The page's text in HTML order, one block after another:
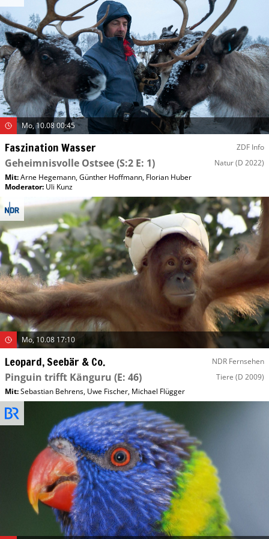
Mo, 10.08 00:45
Faszination Wasser ZDF Info
Geheimnisvolle Ostsee(S:2 E: 1) Natur(D 2022)
Mit:Arne Hegemann,Günther Hoffmann, Florian Huber
Moderator: Uli Kunz
Mo, 10.08 17:10
Leopard, Seebär & Co. NDR Fernsehen
Pinguin trifft Känguru (E: 46) Tiere (D 2009)
Mit:Sebastian Behrens, Uwe Fischer, Michael Flügger